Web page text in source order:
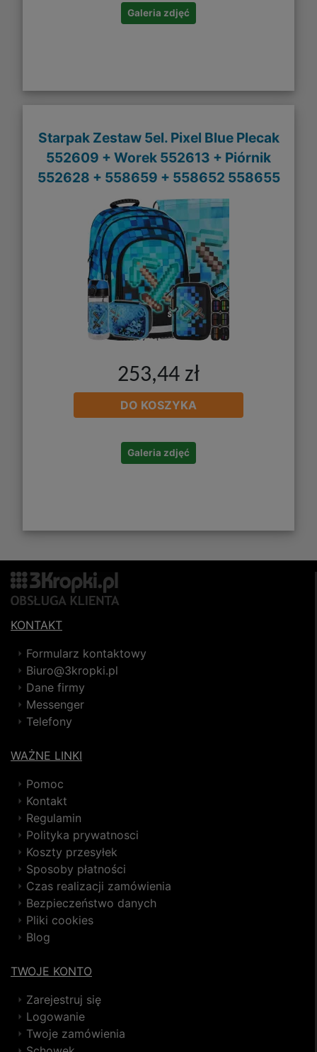
Galeria zdjęć
Starpak Zestaw 5el. Pixel Blue Plecak
552609 + Worek 552613 + Piórnik
552628 + 558659 + 558652 558655
253,44 zł
DO KOSZYKA
Galeria zdjęć
KONTAKT
Formularz kontaktowy
Biuro@3kropki.pl
Dane firmy
Messenger
Telefony
WAŻNE LINKI
Pomoc
Kontakt
Regulamin
Polityka prywatnosci
Koszty przesyłek
Sposoby płatności
Czas realizacji zamówienia
Bezpieczeństwo danych
Pliki cookies
Blog
TWOJE KONTO
Zarejestruj się
Logowanie
Twoje zamówienia